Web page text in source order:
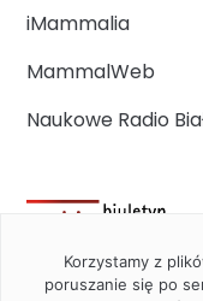
iMammalia
MammalWeb
Naukowe Radio
Korzystamy z
poruszanie się po